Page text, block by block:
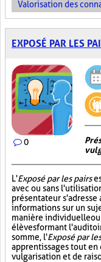
Valorisation des
EXPOSÉ PAR LES
0
L'Exposé par les pairs
avec ou sans
présentateur s'adresse
informations sur un
manière individuelle
élèves formant
somme, l'Exposé par
apprentissages tout
vulgarisation et de